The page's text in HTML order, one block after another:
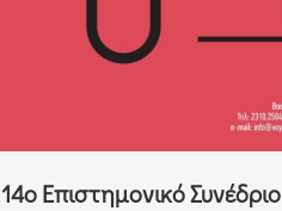
14ο Επιστημονικό